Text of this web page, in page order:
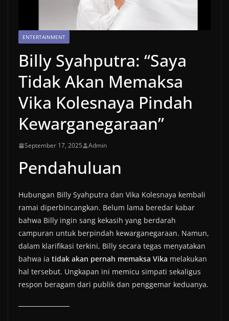
ENTERTAINMENT
Billy Syahputra: “Saya
Tidak Akan Memaksa
Vika Kolesnaya Pindah
Kewarganegaraan”
September 17, 2025 Admin
Pendahuluan
Hubungan Billy Syahputra dan Vika Kolesnaya kembali
ramai diperbincangkan. Belum lama beredar kabar
bahwa Billy ingin sang kekasih yang berdarah
campuran untuk berpindah kewarganegaraan. Namun,
dalam klarifikasi terkini, Billy secara tegas menyatakan
bahwa ia tidak akan pernah memaksa Vika melakukan
hal tersebut. Ungkapan ini memicu simpati sekaligus
respon beragam dari publik dan penggemar keduanya.